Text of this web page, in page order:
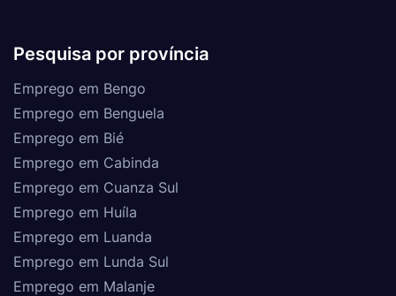
Pesquisa por província
Emprego em Bengo
Emprego em Benguela
Emprego em Bié
Emprego em Cabinda
Emprego em Cuanza Sul
Emprego em Huíla
Emprego em Luanda
Emprego em Lunda Sul
Emprego em Malanje